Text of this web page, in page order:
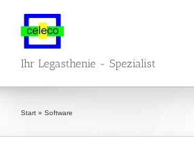
springen
Ihr Legasthenie - Spezialist
Start » Software